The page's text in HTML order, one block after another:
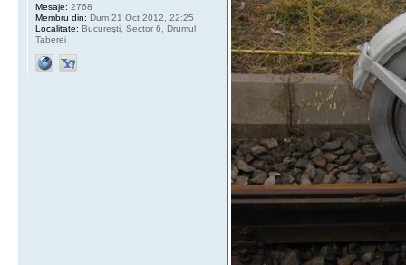
Mesaje: 2768
Membru din: Dum 21 Oct 2012, 22:25
Localitate: Bucureşti, Sector 6, Drumul
Taberei